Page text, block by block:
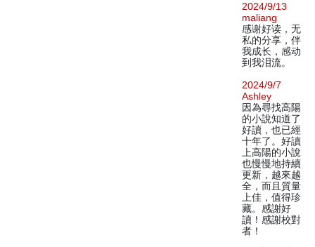
2024/9/13
maliang
感谢好读，无
私的分享，伴
我成长，感动
到我泪流。
2024/9/7
Ashley
因為尋找高陽
的小說知道了
好讀，也已經
十年了。好讀
上高陽的小說
也慢慢地持續
更新，越來越
全，而且質量
上佳，值得珍
藏。感謝好
讀！感謝校對
者！